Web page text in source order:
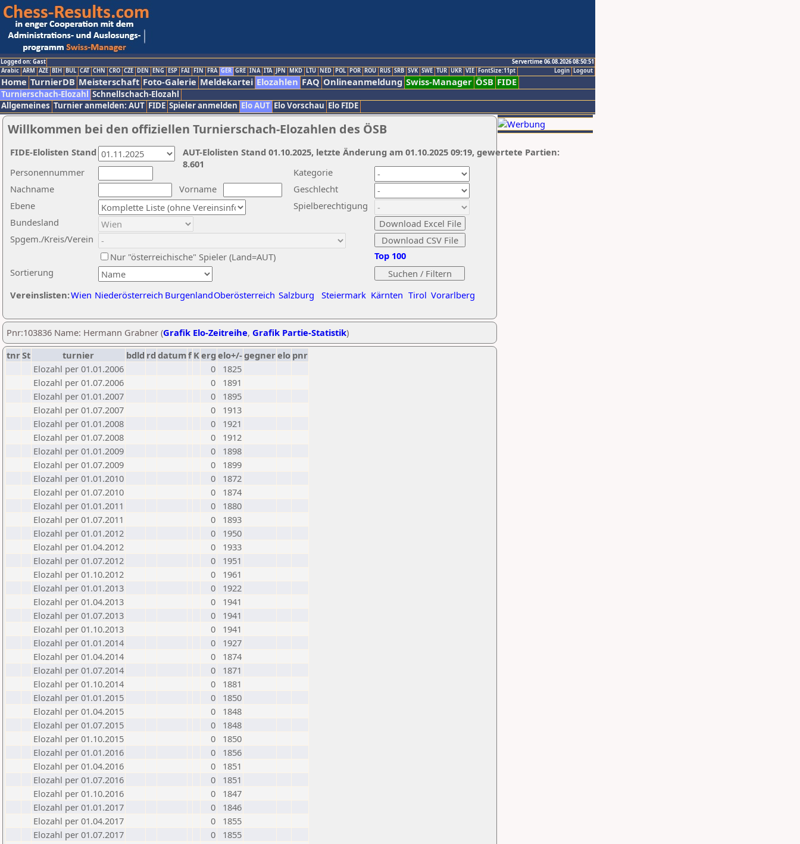
Logged on: Gast
Servertime 06.08.2026 08:50:51
Logout
Login
Arabic ARM AZE BIH BUL CAT CHN CRO CZE DEN ENG ESP FAI FIN FRA GER GRE INA ITA JPN MKD LTU NED POL POR ROU RUS SRB SVK SWE TUR UKR VIE FontSize:11pt
Home TurnierDB Meisterschaft Foto-Galerie Meldekartei Elozahlen FAQ Onlineanmeldung Swiss-Manager ÖSB FIDE
Turnierschach-Elozahl Schnellschach-Elozahl
Allgemeines Turnier anmelden: AUT FIDE Spieler anmelden Elo AUT Elo Vorschau Elo FIDE
Willkommen bei den offiziellen Turnierschach-Elozahlen des ÖSB
Nachname
Vorname
Ebene
Kategorie
Sortierung
Personennummer
Bundesland
Spgem./Kreis/Verein
Geschlecht
Nur "österreichische" Spieler (Land=AUT)
Spielberechtigung
Vereinslisten:Wien Niederösterreich BurgenlandOberösterreich Salzburg Steiermark Kärnten Tirol Vorarlberg
Top 100
AUT-Elolisten Stand 01.10.2025, letzte Änderung am 01.10.2025 09:19, gewertete Partien:
8.601
FIDE-Elolisten Stand
Pnr:103836 Name: Hermann Grabner (Grafik Elo-Zeitreihe, Grafik Partie-Statistik)
tnrSt turnier bdld rd datumf Kerg elo+/-gegnerelo pnr
Elozahl per 01.01.2006
0
1825
Elozahl per 01.07.2006
0
1891
Elozahl per 01.01.2007
0
1895
Elozahl per 01.07.2007
0
1913
Elozahl per 01.01.2008
0
1921
Elozahl per 01.07.2008
0
1912
Elozahl per 01.01.2009
0
1898
Elozahl per 01.07.2009
0
1899
Elozahl per 01.01.2010
0
1872
Elozahl per 01.07.2010
0
1874
Elozahl per 01.01.2011
0
1880
Elozahl per 01.07.2011
0
1893
Elozahl per 01.01.2012
0
1950
Elozahl per 01.04.2012
0
1933
Elozahl per 01.07.2012
0
1951
Elozahl per 01.10.2012
0
1961
Elozahl per 01.01.2013
0
1922
Elozahl per 01.04.2013
0
1941
Elozahl per 01.07.2013
0
1941
Elozahl per 01.10.2013
0
1941
Elozahl per 01.01.2014
0
1927
Elozahl per 01.04.2014
0
1874
Elozahl per 01.07.2014
0
1871
Elozahl per 01.10.2014
0
1881
Elozahl per 01.01.2015
0
1850
Elozahl per 01.04.2015
0
1848
Elozahl per 01.07.2015
0
1848
Elozahl per 01.10.2015
0
1850
Elozahl per 01.01.2016
0
1856
Elozahl per 01.04.2016
0
1851
Elozahl per 01.07.2016
0
1851
Elozahl per 01.10.2016
0
1847
Elozahl per 01.01.2017
0
1846
Elozahl per 01.04.2017
0
1855
Elozahl per 01.07.2017
0
1855